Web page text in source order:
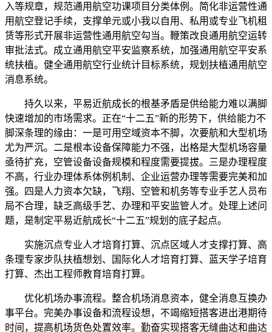
入等规章，规范通用航空功课项目分类体例。简化非运营性通
用航空登记手续，支撑单元或小我以自用、私用或专业飞机租
赁等形式开展非运营性通用航空勾当。鞭策改良通用航空运转
审批法式。成立通用航空平安监察系统，加强通用航空平安系
统扶植。健全通用航空行业统计目标系统，规划扶植通用航空
消息系统。
持久以来，平易近航成长的根基矛盾是供给能力难以满脚
快速增加的市场需求。正在“十二五”新的形势下，供给能力不
脚深条理的缘由：一是可用空域资本不脚，次要航和大型机场
尤为严沉。二是根本设备保障能力不强，出格是大型机场容量
亟待扩充，空管设备设备规模和程度需要提拔。三是办理程度
不高，行业办理体系体例机制、企业运营办理等需要完美和加
强。四是人力资本欠缺，飞翔、空管和机务等专业手艺人员布
局不合理，缺乏高级手艺、办理和平安监管人才。处理上述问
题，是制定平易近航成长“十二五”规划的底子起点。
实施沉点专业人才培育打算、沉点区域人才支撑打算、高
条理专家步队扶植想划、国际化人才培育打算、蓝天学子培育
打算、杰出工程师教育培育打算。
优化机场办事流程。整合机场消息资本，健全消息互换办
事平台。完美办事设备和流程设想，不竭缩短搭客进出港期待
时间，提高机场货色处置效率。勤奋实现搭客无缝曲达和曲达